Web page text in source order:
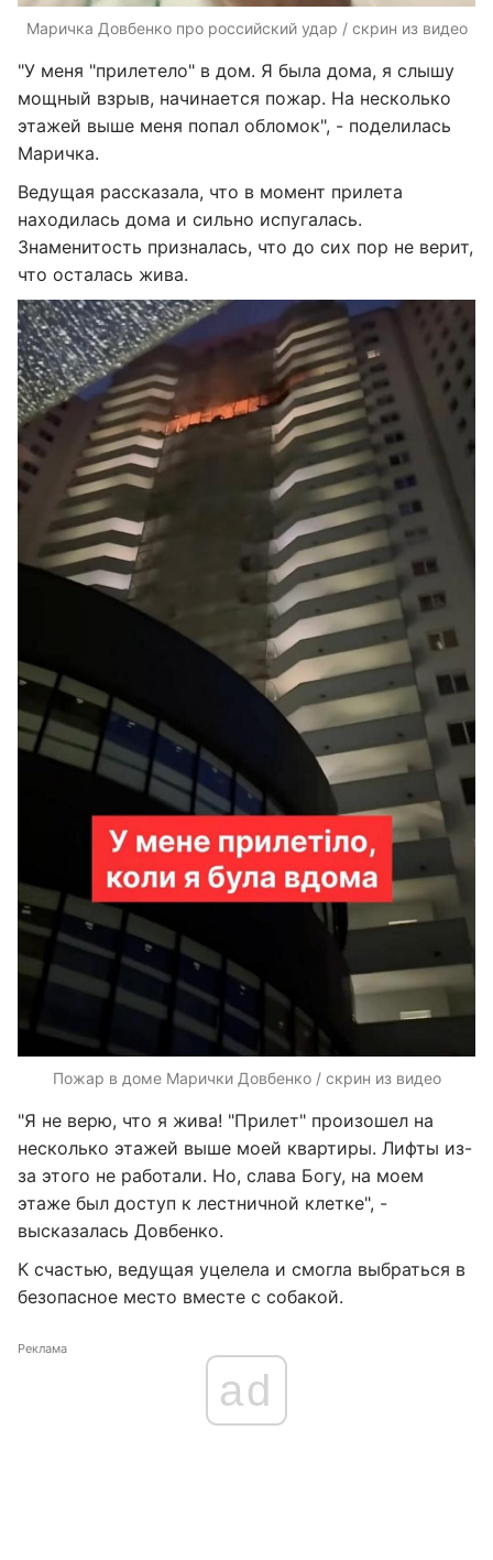
Маричка Довбенко про российский удар / скрин из видео
"У меня "прилетело" в дом. Я была дома, я слышу
мощный взрыв, начинается пожар. На несколько
этажей выше меня попал обломок", - поделилась
Маричка.
Ведущая рассказала, что в момент прилета
находилась дома и сильно испугалась.
Знаменитость призналась, что до сих пор не верит,
что осталась жива.
Пожар в доме Марички Довбенко / скрин из видео
"Я не верю, что я жива! "Прилет" произошел на
несколько этажей выше моей квартиры. Лифты из-
за этого не работали. Но, слава Богу, на моем
этаже был доступ к лестничной клетке", -
высказалась Довбенко.
К счастью, ведущая уцелела и смогла выбраться в
безопасное место вместе с собакой.
Реклама
ad